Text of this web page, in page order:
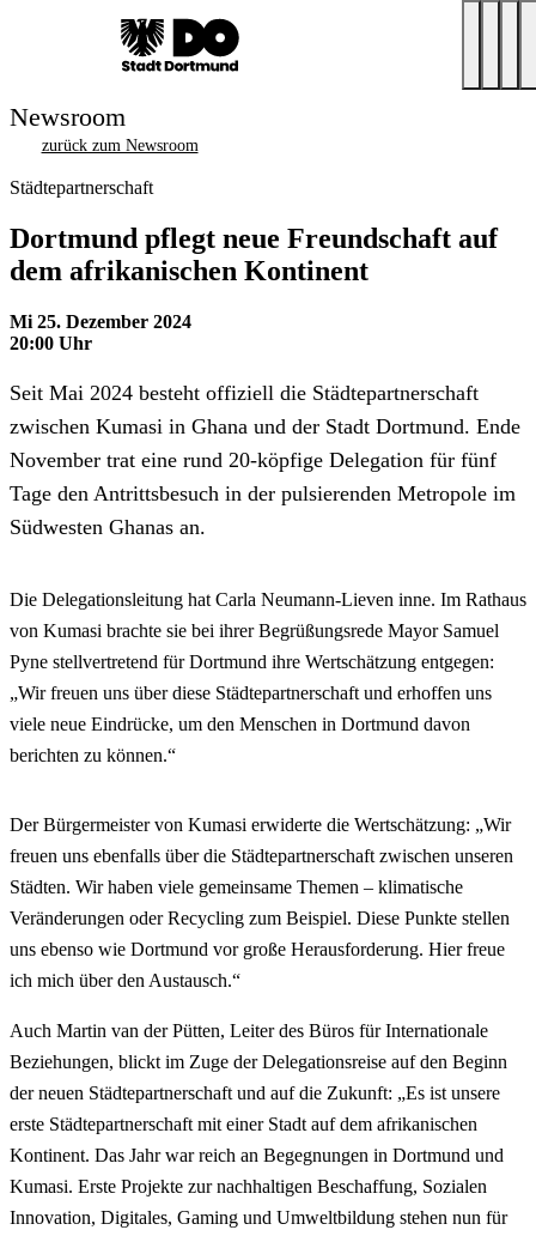
Newsroom
zurück zum Newsroom
Städtepartnerschaft
Dortmund pflegt neue Freundschaft auf
dem afrikanischen Kontinent
Mi 25. Dezember 2024
20:00 Uhr
Seit Mai 2024 besteht offiziell die Städtepartnerschaft
zwischen Kumasi in Ghana und der Stadt Dortmund. Ende
November trat eine rund 20-köpfige Delegation für fünf
Tage den Antrittsbesuch in der pulsierenden Metropole im
Südwesten Ghanas an.
Die Delegationsleitung hat Carla Neumann-Lieven inne. Im Rathaus
von Kumasi brachte sie bei ihrer Begrüßungsrede Mayor Samuel
Pyne stellvertretend für Dortmund ihre Wertschätzung entgegen:
„Wir freuen uns über diese Städtepartnerschaft und erhoffen uns
viele neue Eindrücke, um den Menschen in Dortmund davon
berichten zu können.“
Der Bürgermeister von Kumasi erwiderte die Wertschätzung: „Wir
freuen uns ebenfalls über die Städtepartnerschaft zwischen unseren
Städten. Wir haben viele gemeinsame Themen – klimatische
Veränderungen oder Recycling zum Beispiel. Diese Punkte stellen
uns ebenso wie Dortmund vor große Herausforderung. Hier freue
ich mich über den Austausch.“
Auch Martin van der Pütten, Leiter des Büros für Internationale
Beziehungen, blickt im Zuge der Delegationsreise auf den Beginn
der neuen Städtepartnerschaft und auf die Zukunft: „Es ist unsere
erste Städtepartnerschaft mit einer Stadt auf dem afrikanischen
Kontinent. Das Jahr war reich an Begegnungen in Dortmund und
Kumasi. Erste Projekte zur nachhaltigen Beschaffung, Sozialen
Innovation, Digitales, Gaming und Umweltbildung stehen nun für